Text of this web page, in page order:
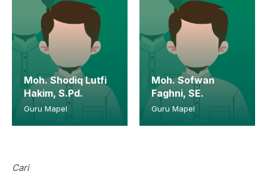
Moh. Shodiq Lutfi
Hakim, S.Pd.
Guru Mapel
Moh. Sofwan
Faghni, SE.
Guru Mapel
Cari